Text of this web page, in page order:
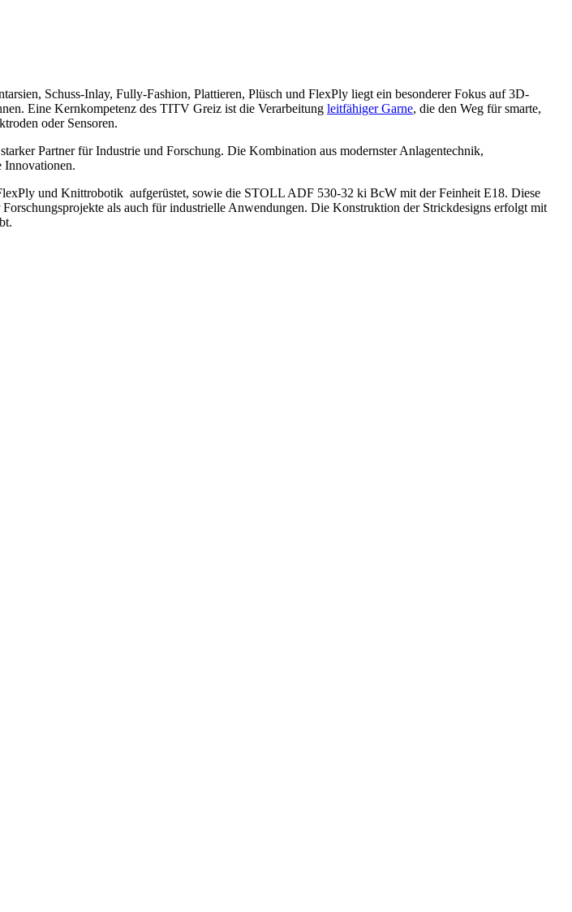
Schuss-Inlay, Fully-Fashion, Plattieren, Plüsch und FlexPly liegt ein besonderer Fokus auf 3D-
Eine Kernkompetenz des TITV Greiz ist die Verarbeitung leitfähiger Garne, die den Weg für smarte,
oder Sensoren.
Partner für Industrie und Forschung. Die Kombination aus modernster Anlagentechnik,
Innovationen.
und Knittrobotik aufgerüstet, sowie die STOLL ADF 530-32 ki BcW mit der Feinheit E18. Diese
als auch für industrielle Anwendungen. Die Konstruktion der Strickdesigns erfolgt mit